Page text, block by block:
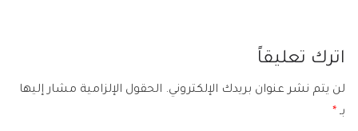
اترك تعليقاً
لن يتم نشر عنوان بريدك الإلكتروني. الحقول الإلزامية مشار إليها
بـ *